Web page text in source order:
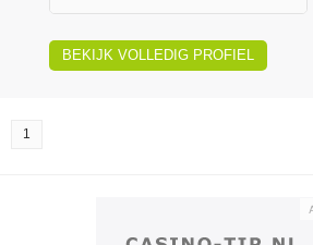
BEKIJK VOLLEDIG PROFIEL
1